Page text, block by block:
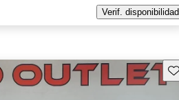
Verif. disponibilidad